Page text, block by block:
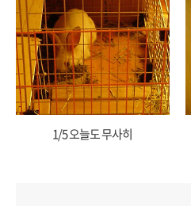
1/5 오늘도 무사히